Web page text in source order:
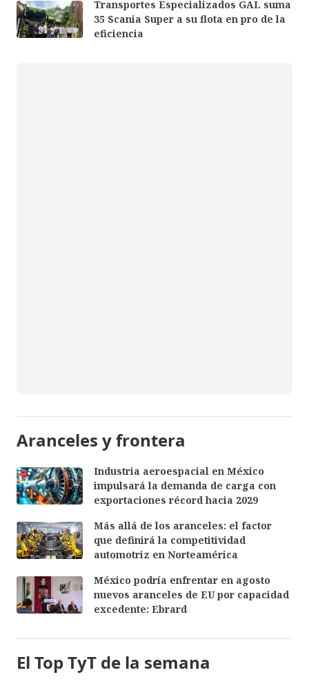
Transportes Especializados GAL suma
35 Scania Super a su flota en pro de la
eficiencia
Aranceles y frontera
Industria aeroespacial en México
impulsará la demanda de carga con
exportaciones récord hacia 2029
Más allá de los aranceles: el factor
que definirá la competitividad
automotriz en Norteamérica
México podría enfrentar en agosto
nuevos aranceles de EU por capacidad
excedente: Ebrard
El Top TyT de la semana